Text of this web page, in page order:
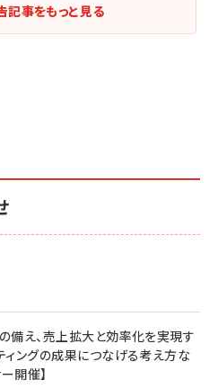
記事をもっと見る
備え、売上拡大と効率化を実現す
ィングの成果につなげる考え方な
開催】